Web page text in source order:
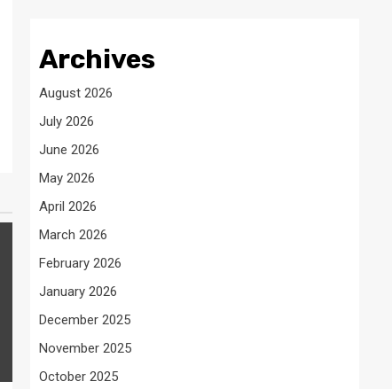
Archives
August 2026
July 2026
June 2026
May 2026
April 2026
March 2026
February 2026
January 2026
December 2025
November 2025
October 2025